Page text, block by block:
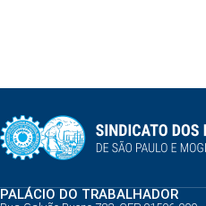
PALÁCIO DO TRABALHADOR